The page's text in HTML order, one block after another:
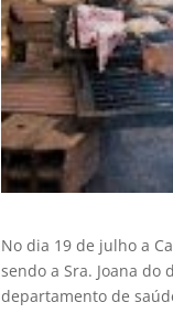
No dia 19 de julho a
sendo a Sra. Joana do
departamento de